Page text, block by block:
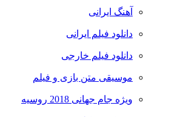
آهنگ ایرانی
دانلود فیلم ایرانی
دانلود فیلم خارجی
موسیقی متن بازی و فیلم
ویژه جام جهانی 2018 روسیه